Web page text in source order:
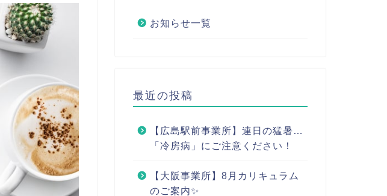
お知らせ一覧
最近の投稿
【広島駅前事業所】連日の猛暑…
「冷房病」にご注意ください！
【大阪事業所】8月カリキュラム
のご案内✨